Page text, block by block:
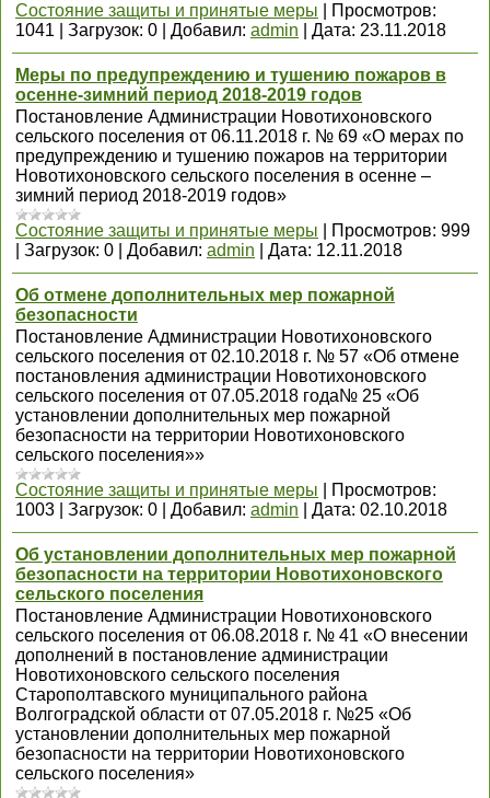
Состояние защиты и принятые меры
Просмотров:
1041
Загрузок: 0 Добавил: admin Дата: 23.11.2018
Меры по предупреждению и тушению пожаров в
осенне-зимний период 2018-2019 годов
Постановление Администрации Новотихоновского
сельского поселения от 06.11.2018 г. № 69 «О мерах по
предупреждению и тушению пожаров на территории
Новотихоновского сельского поселения в осенне –
зимний период 2018-2019 годов»
Состояние защиты и принятые меры
Просмотров: 999
Загрузок: 0 Добавил: admin Дата: 12.11.2018
Об отмене дополнительных мер пожарной
безопасности
Постановление Администрации Новотихоновского
сельского поселения от 02.10.2018 г. № 57 «Об отмене
постановления администрации Новотихоновского
сельского поселения от 07.05.2018 года№ 25 «Об
установлении дополнительных мер пожарной
безопасности на территории Новотихоновского
сельского поселения»»
Состояние защиты и принятые меры
Просмотров:
1003
Загрузок: 0 Добавил: admin Дата: 02.10.2018
Об установлении дополнительных мер пожарной
безопасности на территории Новотихоновского
сельского поселения
Постановление Администрации Новотихоновского
сельского поселения от 06.08.2018 г. № 41 «О внесении
дополнений в постановление администрации
Новотихоновского сельского поселения
Старополтавского муниципального района
Волгоградской области от 07.05.2018 г. №25 «Об
установлении дополнительных мер пожарной
безопасности на территории Новотихоновского
сельского поселения»